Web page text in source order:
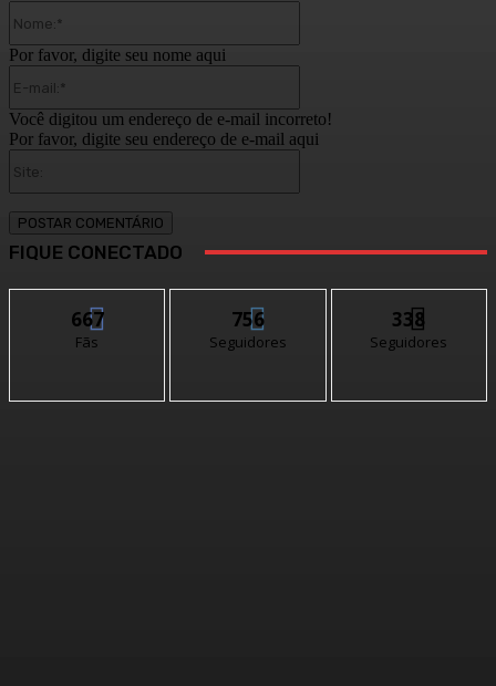
Por favor, digite seu nome aqui
Você digitou um endereço de e-mail incorreto!
Por favor, digite seu endereço de e-mail aqui
FIQUE CONECTADO
667
Fãs
756
Seguidores
338
Seguidores